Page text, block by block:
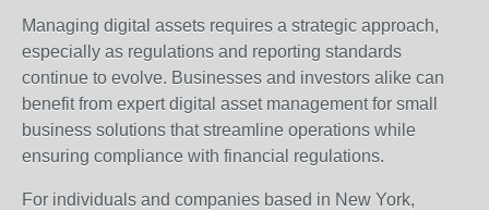
Managing digital assets requires a strategic approach,
especially as regulations and reporting standards
continue to evolve. Businesses and investors alike can
benefit from expert digital asset management for small
business solutions that streamline operations while
ensuring compliance with financial regulations.
For individuals and companies based in New York,